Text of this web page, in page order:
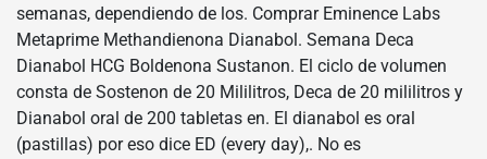
semanas, dependiendo de los. Comprar Eminence Labs
Metaprime Methandienona Dianabol. Semana Deca
Dianabol HCG Boldenona Sustanon. El ciclo de volumen
consta de Sostenon de 20 Mililitros, Deca de 20 mililitros y
Dianabol oral de 200 tabletas en. El dianabol es oral
(pastillas) por eso dice ED (every day),. No es